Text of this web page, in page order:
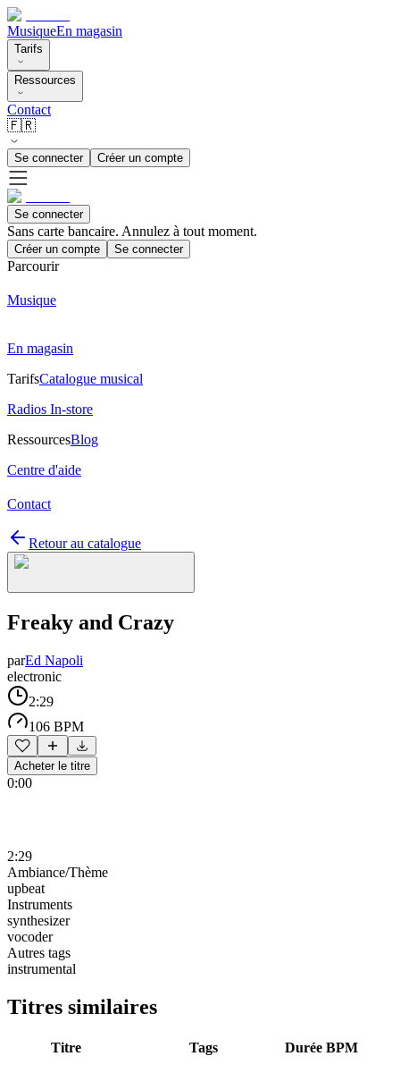
MusiqueEn magasin
Tarifs
Ressources
Contact
🇫🇷
Se connecter Créer un compte
Se connecter
Sans carte bancaire. Annulez à tout moment.
Créer un compte Se connecter
Parcourir
Musique
En magasin
TarifsCatalogue musical
Radios In-store
RessourcesBlog
Centre d'aide
Contact
Retour au catalogue
Freaky and Crazy
parEd Napoli
electronic
2:29
106 BPM
Acheter le titre
0:00
2:29
Ambiance/Thème
upbeat
Instruments
synthesizer
vocoder
Autres tags
instrumental
Titres similaires
Titre Tags Durée BPM